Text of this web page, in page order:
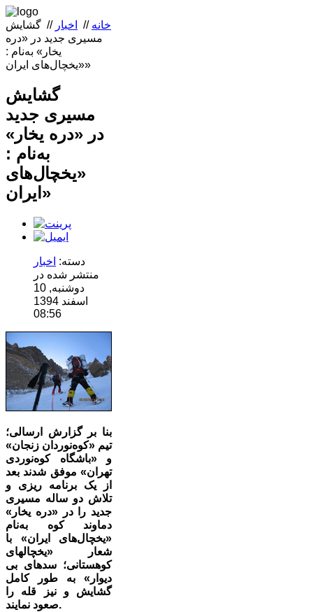
خانه // اخبار // گشایش
مسیری جدید در «دره
یخار» به‌نام :
«یخچال‌های ایران»
گشایش
مسیری جدید
در «دره یخار»
به‌نام :
«یخچال‌های
ایران»
دسته: اخبار
منتشر شده در
دوشنبه, 10
اسفند 1394
08:56
بنا بر گزارش ارسالی؛‌
تیم «کوه‌نوردان زنجان»
و «باشگاه کوه‌نوردی
تهران» موفق شدند بعد
از یک برنامه ریزی و
تلاش دو ساله مسیری
جدید را در «دره یخار»
دماوند کوه به‌نام
«یخچال‌های ایران» با
شعار «یخچالهای
کوهستانی؛ سدهای بی
دیوار» به طور کامل
گشایش و نیز قله را
صعود نمایند.